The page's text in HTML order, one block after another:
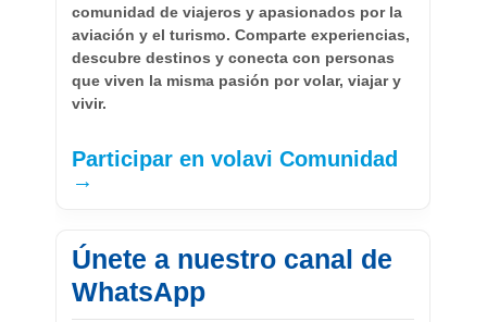
comunidad de viajeros y apasionados por la
aviación y el turismo. Comparte experiencias,
descubre destinos y conecta con personas
que viven la misma pasión por volar, viajar y
vivir.
Participar en volavi Comunidad
→
Únete a nuestro canal de
WhatsApp